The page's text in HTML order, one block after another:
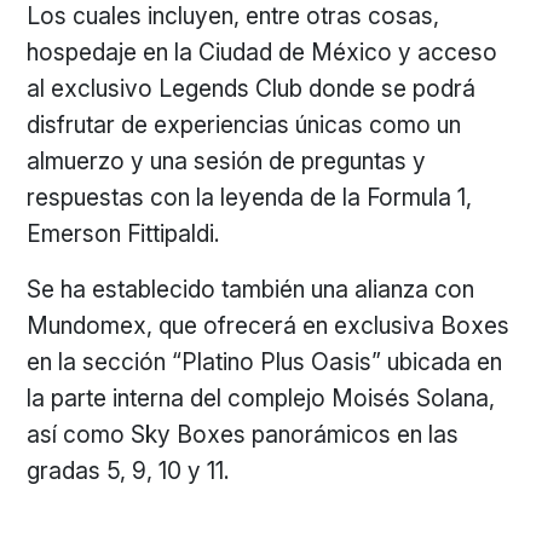
Los cuales incluyen, entre otras cosas,
hospedaje en la Ciudad de México y acceso
al exclusivo Legends Club donde se podrá
disfrutar de experiencias únicas como un
almuerzo y una sesión de preguntas y
respuestas con la leyenda de la Formula 1,
Emerson Fittipaldi.
Se ha establecido también una alianza con
Mundomex, que ofrecerá en exclusiva Boxes
en la sección “Platino Plus Oasis” ubicada en
la parte interna del complejo Moisés Solana,
así como Sky Boxes panorámicos en las
gradas 5, 9, 10 y 11.